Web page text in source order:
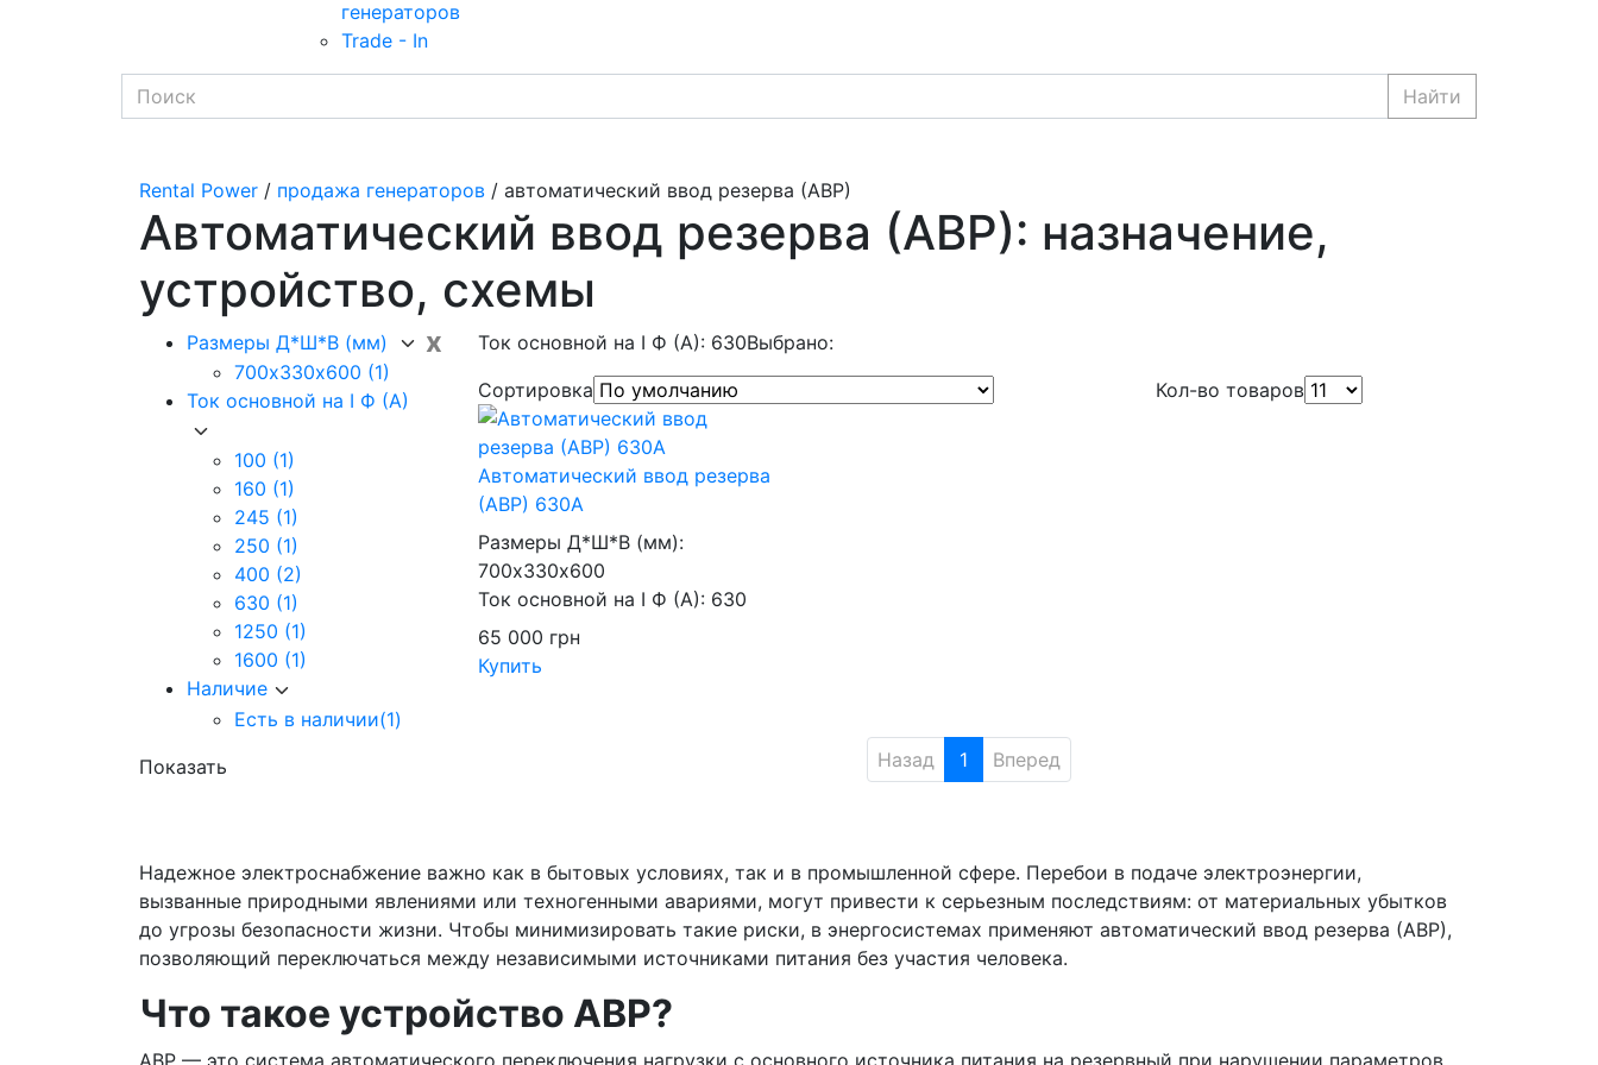
генераторов
Trade - In
Найти
Rental Power / продажа генераторов / автоматический ввод резерва (АВР)
Автоматический ввод резерва (АВР): назначение,
устройство, схемы
x
Размеры Д*Ш*В (мм)
700х330х600 (1)
Ток основной на I Ф (А)
100 (1)
160 (1)
245 (1)
250 (1)
400 (2)
630 (1)
1250 (1)
1600 (1)
Наличие
Есть в наличии(1)
Показать
Ток основной на I Ф (А): 630Выбрано:
Сортировка
Кол-во товаров
Автоматический ввод резерва
(АВР) 630А
Размеры Д*Ш*В (мм):
700х330х600
Ток основной на I Ф (А): 630
65 000 грн
Купить
Назад 1 Вперед
Надежное электроснабжение важно как в бытовых условиях, так и в промышленной сфере. Перебои в подаче электроэнергии,
вызванные природными явлениями или техногенными авариями, могут привести к серьезным последствиям: от материальных убытков
до угрозы безопасности жизни. Чтобы минимизировать такие риски, в энергосистемах применяют автоматический ввод резерва (АВР),
позволяющий переключаться между независимыми источниками питания без участия человека.
Что такое устройство АВР?
АВР — это система автоматического переключения нагрузки с основного источника питания на резервный при нарушении параметров